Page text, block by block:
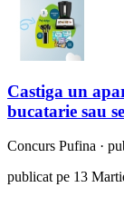
Castiga un
bucatarie sau
Concurs Pufina ·
publicat pe 13